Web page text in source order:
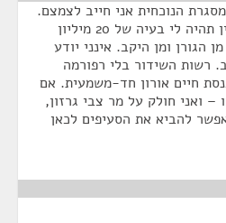
הנוכחית אני חייב לצמצם.
אגב, גם אחרי הצמצום עדיין תהיה לי בעיה של 20 מיליון
הגורן ומן היקב. אינני יודע
רשות השידור בלי רפורמה
חיים אורון חד-משמעית. אם
– ואני חולק על מר צבי גרזון,
להביא את הסעיפים לכאן